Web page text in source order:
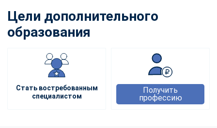
Цели дополнительного
образования
Стать востребованным
специалистом
Получить
профессию